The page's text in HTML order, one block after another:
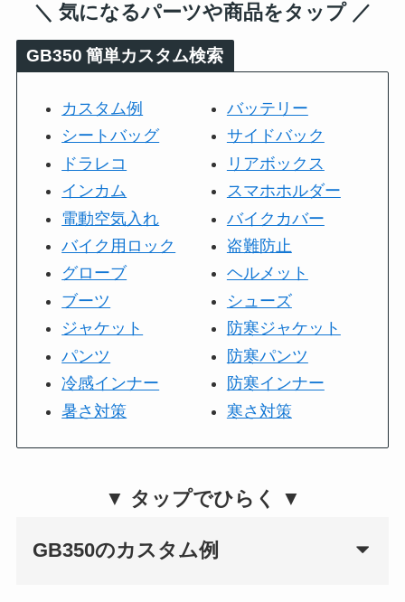
＼ 気になるパーツや商品をタップ ／
GB350 簡単カスタム検索
カスタム例
シートバッグ
ドラレコ
インカム
電動空気入れ
バイク用ロック
グローブ
ブーツ
ジャケット
パンツ
冷感インナー
暑さ対策
バッテリー
サイドバック
リアボックス
スマホホルダー
バイクカバー
盗難防止
ヘルメット
シューズ
防寒ジャケット
防寒パンツ
防寒インナー
寒さ対策
▼ タップでひらく ▼
GB350のカスタム例